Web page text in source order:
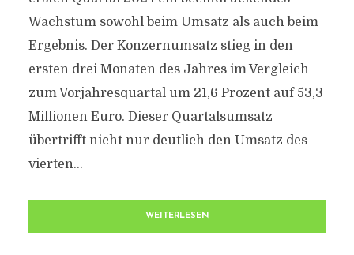
Wachstum sowohl beim Umsatz als auch beim
Ergebnis. Der Konzernumsatz stieg in den
ersten drei Monaten des Jahres im Vergleich
zum Vorjahresquartal um 21,6 Prozent auf 53,3
Millionen Euro. Dieser Quartalsumsatz
übertrifft nicht nur deutlich den Umsatz des
vierten...
WEITERLESEN